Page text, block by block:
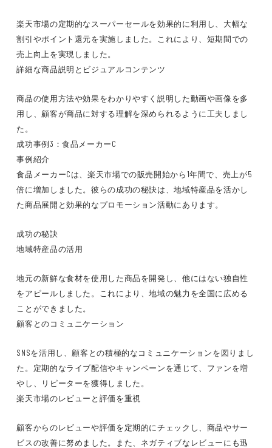
楽天市場の定期的なスーパーセールを効果的に利用し、大幅な
割引やポイント還元を実施しました。これにより、短期間での
売上向上を実現しました。
詳細な商品説明とビジュアルコンテンツ
商品の使用方法や効果をわかりやすく説明した動画や画像を多
用し、顧客が商品に対する理解を深められるように工夫しまし
た。
成功事例3：食品メーカーC
事例紹介
食品メーカーCは、楽天市場での販売開始から1年間で、売上が5
倍に増加しました。彼らの成功の秘訣は、地域特産品を活かし
た商品展開と効果的なプロモーション活動にあります。
成功の秘訣
地域特産品の活用
地元の新鮮な食材を使用した商品を開発し、他にはない独自性
をアピールしました。これにより、地域の魅力を全国に広める
ことができました。
顧客とのコミュニケーション
SNSを活用し、顧客との積極的なコミュニケーションを図りまし
た。定期的なライブ配信やキャンペーンを通じて、ファンを増
やし、リピーターを獲得しました。
楽天市場のレビューと評価を重視
顧客からのレビューや評価を定期的にチェックし、商品やサー
ビスの改善に努めました。また、ネガティブなレビューにも迅